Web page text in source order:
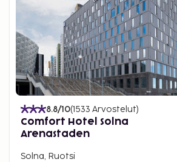
8.8/10(1533 Arvostelut)
Comfort Hotel Solna
Arenastaden
Solna, Ruotsi